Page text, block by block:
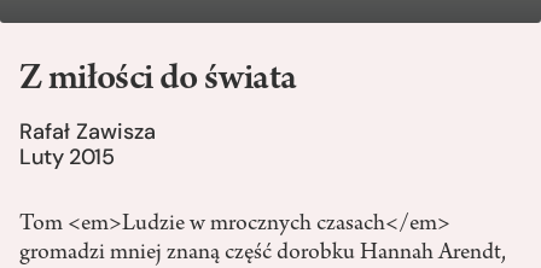
Z miłości do świata
Rafał Zawisza
Luty 2015
Tom <em>Ludzie w mrocznych czasach</em>
gromadzi mniej znaną część dorobku Hannah Arendt,